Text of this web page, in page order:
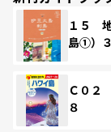
１５
島①）
Ｃ０２
８